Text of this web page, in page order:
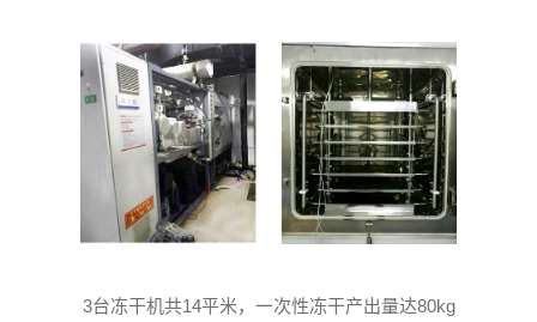
3台冻干机共14平米，一次性冻干产出量达80kg